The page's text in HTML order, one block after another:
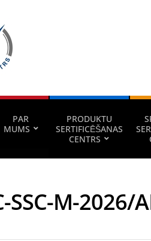
PAR
MUMS
PRODUKTU
SERTIFICĒŠANAS
CENTRS
SSC-M-2026/